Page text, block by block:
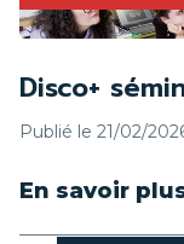
Disco+
Publié le 21/02/
En savoir